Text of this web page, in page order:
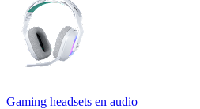
Gaming headsets en audio